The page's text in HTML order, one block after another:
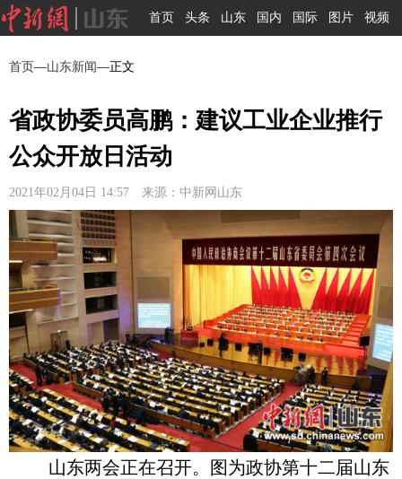
首页 头条 山东 国内 国际 图片 视频
首页—山东新闻—正文
省政协委员高鹏：建议工业企业推行
公众开放日活动
2021年02月04日 14:57 来源：中新网山东
山东两会正在召开。图为政协第十二届山东